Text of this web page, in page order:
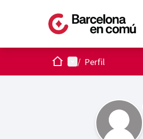
Inici Menú principal
/ Perfil